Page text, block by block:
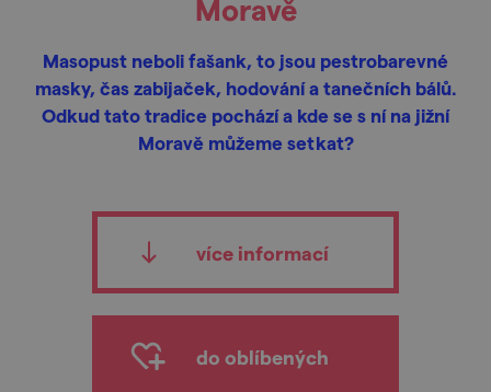
Moravě
Masopust neboli fašank, to jsou pestrobarevné
masky, čas zabijaček, hodování a tanečních bálů.
Odkud tato tradice pochází a kde se s ní na jižní
Moravě můžeme setkat?
více informací
do oblíbených